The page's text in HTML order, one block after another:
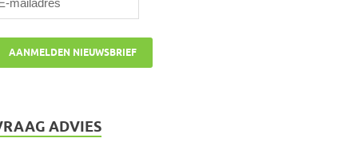
ADVIES